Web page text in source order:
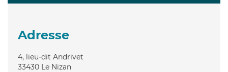
Adresse
4, lieu-dit Andrivet
33430 Le Nizan